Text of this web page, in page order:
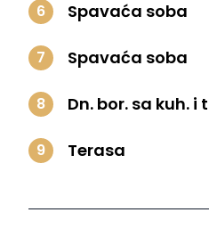
6 Spavaća soba
7 Spavaća soba
8 Dn. bor. sa kuh. i
9 Terasa